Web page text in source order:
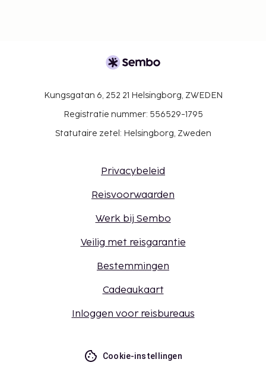
Kungsgatan 6, 252 21 Helsingborg, ZWEDEN
Registratie nummer: 556529-1795
Statutaire zetel: Helsingborg, Zweden
Privacybeleid
Reisvoorwaarden
Werk bij Sembo
Veilig met reisgarantie
Bestemmingen
Cadeaukaart
Inloggen voor reisbureaus
Cookie-instellingen